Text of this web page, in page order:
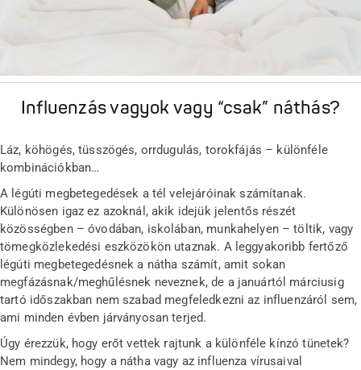
Influenzás vagyok vagy “csak” náthás?
Láz, köhögés, tüsszögés, orrdugulás, torokfájás – különféle
kombinációkban…
A légúti megbetegedések a tél velejáróinak számítanak.
Különösen igaz ez azoknál, akik idejük jelentős részét
közösségben – óvodában, iskolában, munkahelyen – töltik, vagy
tömegközlekedési eszközökön utaznak. A leggyakoribb fertőző
légúti megbetegedésnek a nátha számít, amit sokan
megfázásnak/meghűlésnek neveznek, de a januártól márciusig
tartó időszakban nem szabad megfeledkezni az influenzáról sem,
ami minden évben járványosan terjed.
Úgy érezzük, hogy erőt vettek rajtunk a különféle kínzó tünetek?
Nem mindegy, hogy a nátha vagy az influenza vírusaival